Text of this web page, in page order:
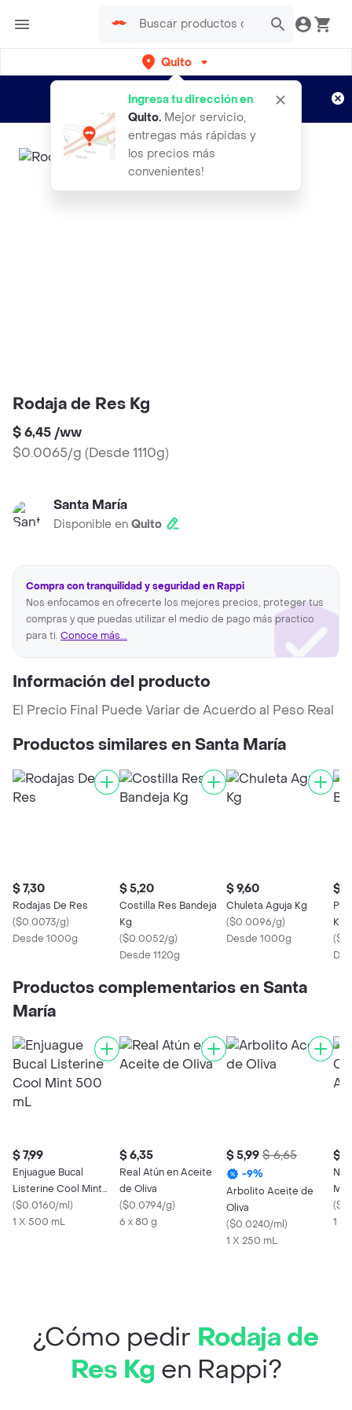
Quito
Ingresa tu dirección en
Quito. Mejor servicio,
entregas más rápidas y
los precios más
convenientes!
envíos gratis por semanas
Aplican TyC
Rodaja de Res Kg
$ 6,45 /ww
$0.0065/g (Desde 1110g)
Santa María
Disponible en Quito
Compra con tranquilidad y seguridad en Rappi
Nos enfocamos en ofrecerte los mejores precios, proteger tus
compras y que puedas utilizar el medio de pago más practico
para ti. Conoce más...
Información del producto
El Precio Final Puede Variar de Acuerdo al Peso Real
Productos similares en Santa María
$ 7,30
Rodajas De Res
($0.0073/g)
Desde 1000g
$ 5,20
Costilla Res Bandeja
Kg
($0.0052/g)
Desde 1120g
$ 9,60
Chuleta Aguja Kg
($0.0096/g)
Desde 1000g
$
Kg
(
Productos complementarios en Santa
María
$ 7,99
Enjuague Bucal
Listerine Cool Mint
500 mL
($0.0160/ml)
1 X 500 mL
$ 6,35
Real Atún en Aceite
de Oliva
($0.0794/g)
6 x 80 g
$ 5,99 $ 6,65
-9%
Arbolito Aceite de
Oliva
($0.0240/ml)
1 X 250 mL
$
(
1 x
¿Cómo pedir Rodaja de
Res Kg en Rappi?